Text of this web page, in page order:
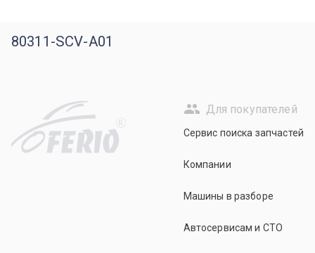
80311-SCV-A01
R
Для покупателей
Сервис поиска запчастей
Компании
Машины в разборе
Автосервисам и СТО